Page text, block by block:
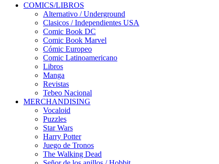
COMICS/LIBROS
Alternativo / Underground
Clasicos / Independientes USA
Comic Book DC
Comic Book Marvel
Cómic Europeo
Comic Latinoamericano
Libros
Manga
Revistas
Tebeo Nacional
MERCHANDISING
Vocaloid
Puzzles
Star Wars
Harry Potter
Juego de Tronos
The Walking Dead